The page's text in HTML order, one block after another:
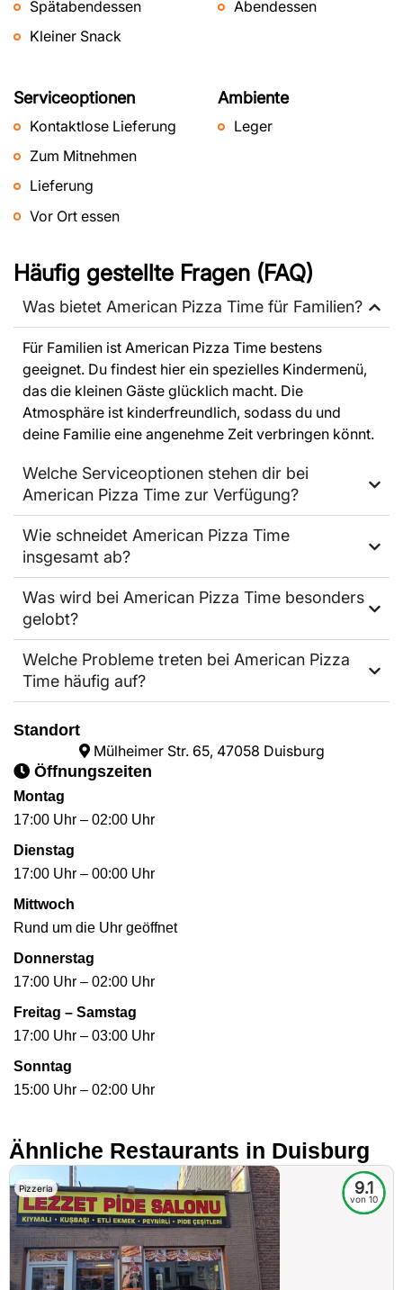
Spätabendessen
Kleiner Snack
Abendessen
Serviceoptionen
Kontaktlose Lieferung
Zum Mitnehmen
Lieferung
Vor Ort essen
Ambiente
Leger
Häufig gestellte Fragen (FAQ)
Was bietet American Pizza Time für Familien?
Für Familien ist American Pizza Time bestens
geeignet. Du findest hier ein spezielles Kindermenü,
das die kleinen Gäste glücklich macht. Die
Atmosphäre ist kinderfreundlich, sodass du und
deine Familie eine angenehme Zeit verbringen könnt.
Welche Serviceoptionen stehen dir bei
American Pizza Time zur Verfügung?
Wie schneidet American Pizza Time
insgesamt ab?
Was wird bei American Pizza Time besonders
gelobt?
Welche Probleme treten bei American Pizza
Time häufig auf?
Standort
Mülheimer Str. 65, 47058 Duisburg
Öffnungszeiten
Montag
17:00 Uhr – 02:00 Uhr
Dienstag
17:00 Uhr – 00:00 Uhr
Mittwoch
Rund um die Uhr geöffnet
Donnerstag
17:00 Uhr – 02:00 Uhr
Freitag – Samstag
17:00 Uhr – 03:00 Uhr
Sonntag
15:00 Uhr – 02:00 Uhr
Ähnliche Restaurants in Duisburg
Pizzeria 9.1
von 10